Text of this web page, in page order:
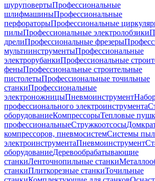
шуруповертыПрофессиональные
шлифмашиныПрофессиональные
перфораторыПрофессиональные
пилыПрофессиональные электролобзики
дрелиПрофессиональные фрезеры
мультиинструментыПрофессиональные
электрорубанкиПрофессиональные
феныПрофессиональные строительные
пистолетыПрофессиональные точильные
станкиПрофессиональные
электроножницыПневмоинструмент
профессионального электроинструмента
оборудованиеКомпрессорыТепловые
профессиональныеСтружкоотсосы
компрессоров, пневмосистемСистемы
электроинструментаПневмоинструмент
оборудованиеДеревообрабатывающие
станкиЛенточнопильные станки
станкиПлиткорезные станкиТочильные